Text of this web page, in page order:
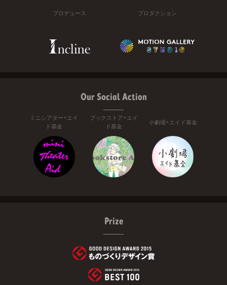
プロデュース プロダクション
Our Social Action
ミニシアター・エイ
ド基金
ブックストア・エイ
ド基金
小劇場・エイド基金
Prize